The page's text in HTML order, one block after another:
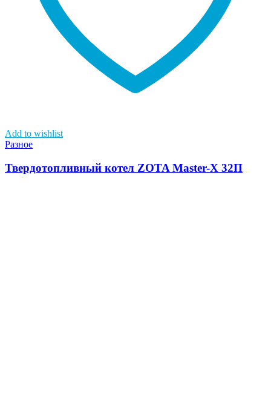
Add to wishlist
Разное
Твердотопливный котел ZOTA Master-Х 32П